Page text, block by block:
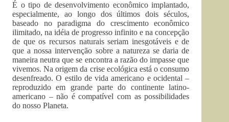
É o tipo de desenvolvimento econômico implantado,
especialmente, ao longo dos últimos dois séculos,
baseado no paradigma do crescimento econômico
ilimitado, na idéia de progresso infinito e na concepção
de que os recursos naturais seriam inesgotáveis e de
que a nossa intervenção sobre a natureza se daria de
maneira neutra que se encontra a razão do impasse que
vivemos. Na origem da crise ecológica está o consumo
desenfreado. O estilo de vida americano e ocidental –
reproduzido em grande parte do continente latino-
americano – não é compatível com as possibilidades
do nosso Planeta.